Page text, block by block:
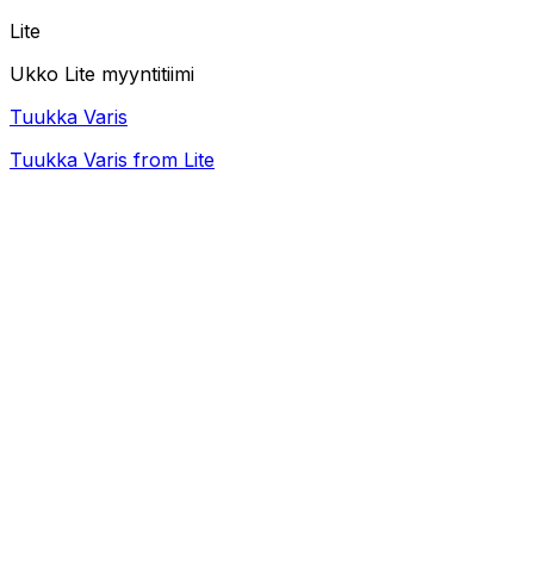
Lite
Ukko Lite myyntitiimi
Tuukka Varis
Tuukka Varis from Lite